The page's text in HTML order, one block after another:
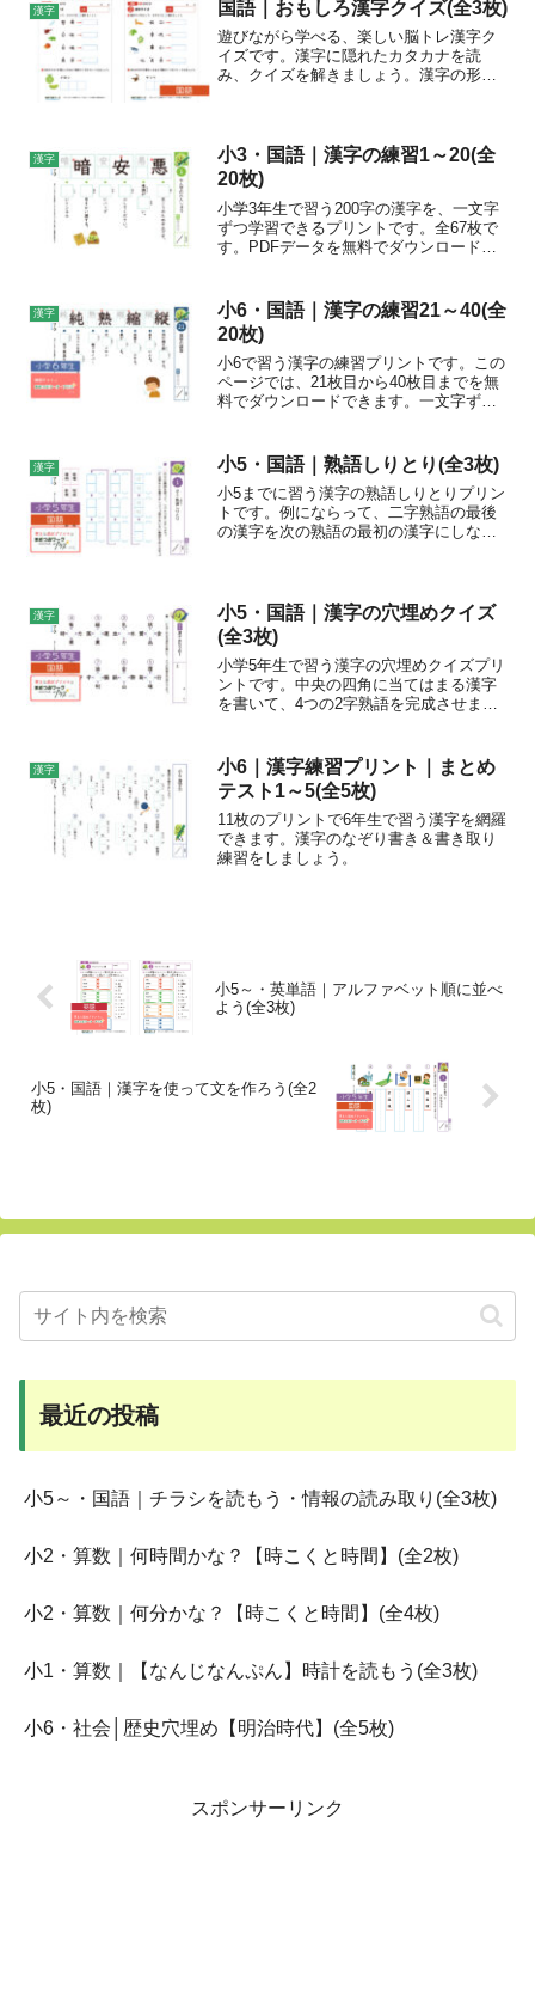
漢字 国語｜おもしろ漢字クイズ(全3枚)
遊びながら学べる、楽しい脳トレ漢字ク
イズです。漢字に隠れたカタカナを読
み、クイズを解きましょう。漢字の形や
漢字
小3・国語｜漢字の練習1～20(全
20枚)
小学3年生で習う200字の漢字を、一文字
ずつ学習できるプリントです。全67枚で
す。PDFデータを無料でダウンロードで
漢字
小6・国語｜漢字の練習21～40(全
20枚)
小6で習う漢字の練習プリントです。この
ページでは、21枚目から40枚目までを無
料でダウンロードできます。一文字ずつ
漢字 小5・国語｜熟語しりとり(全3枚)
小5までに習う漢字の熟語しりとりプリン
トです。例にならって、二字熟語の最後
の漢字を次の熟語の最初の漢字にしなが
漢字
小5・国語｜漢字の穴埋めクイズ
(全3枚)
小学5年生で習う漢字の穴埋めクイズプリ
ントです。中央の四角に当てはまる漢字
を書いて、4つの2字熟語を完成させまし
漢字
小6｜漢字練習プリント｜まとめ
テスト1～5(全5枚)
11枚のプリントで6年生で習う漢字を網羅
できます。漢字のなぞり書き＆書き取り
練習をしましょう。
小5～・英単語｜アルファベット順に並べ
よう(全3枚)
小5・国語｜漢字を使って文を作ろう(全2
枚)
最近の投稿
小5～・国語｜チラシを読もう・情報の読み取り(全3枚)
小2・算数｜何時間かな？【時こくと時間】(全2枚)
小2・算数｜何分かな？【時こくと時間】(全4枚)
小1・算数｜【なんじなんぷん】時計を読もう(全3枚)
小6・社会│歴史穴埋め【明治時代】(全5枚)
スポンサーリンク